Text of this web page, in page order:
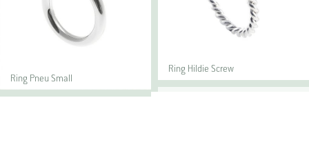
Ring Pneu Small
Ring Hildie Screw